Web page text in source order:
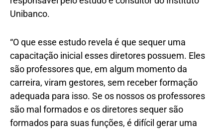
Unibanco.
“O que esse estudo revela é que sequer uma
capacitação inicial esses diretores possuem. Eles
são professores que, em algum momento da
carreira, viram gestores, sem receber formação
adequada para isso. Se os nossos os professores
são mal formados e os diretores sequer são
formados para suas funções, é difícil gerar uma